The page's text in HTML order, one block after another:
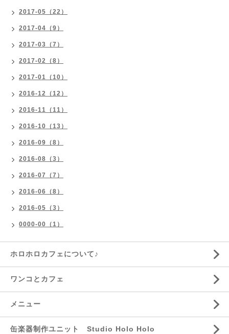
2017-05（22）
2017-04（9）
2017-03（7）
2017-02（8）
2017-01（10）
2016-12（12）
2016-11（11）
2016-10（13）
2016-09（8）
2016-08（3）
2016-07（7）
2016-06（8）
2016-05（3）
0000-00（1）
ホロホロカフェについて♪
ワンコとカフェ
メニュー
缶楽器制作ユニット Studio Holo Holo